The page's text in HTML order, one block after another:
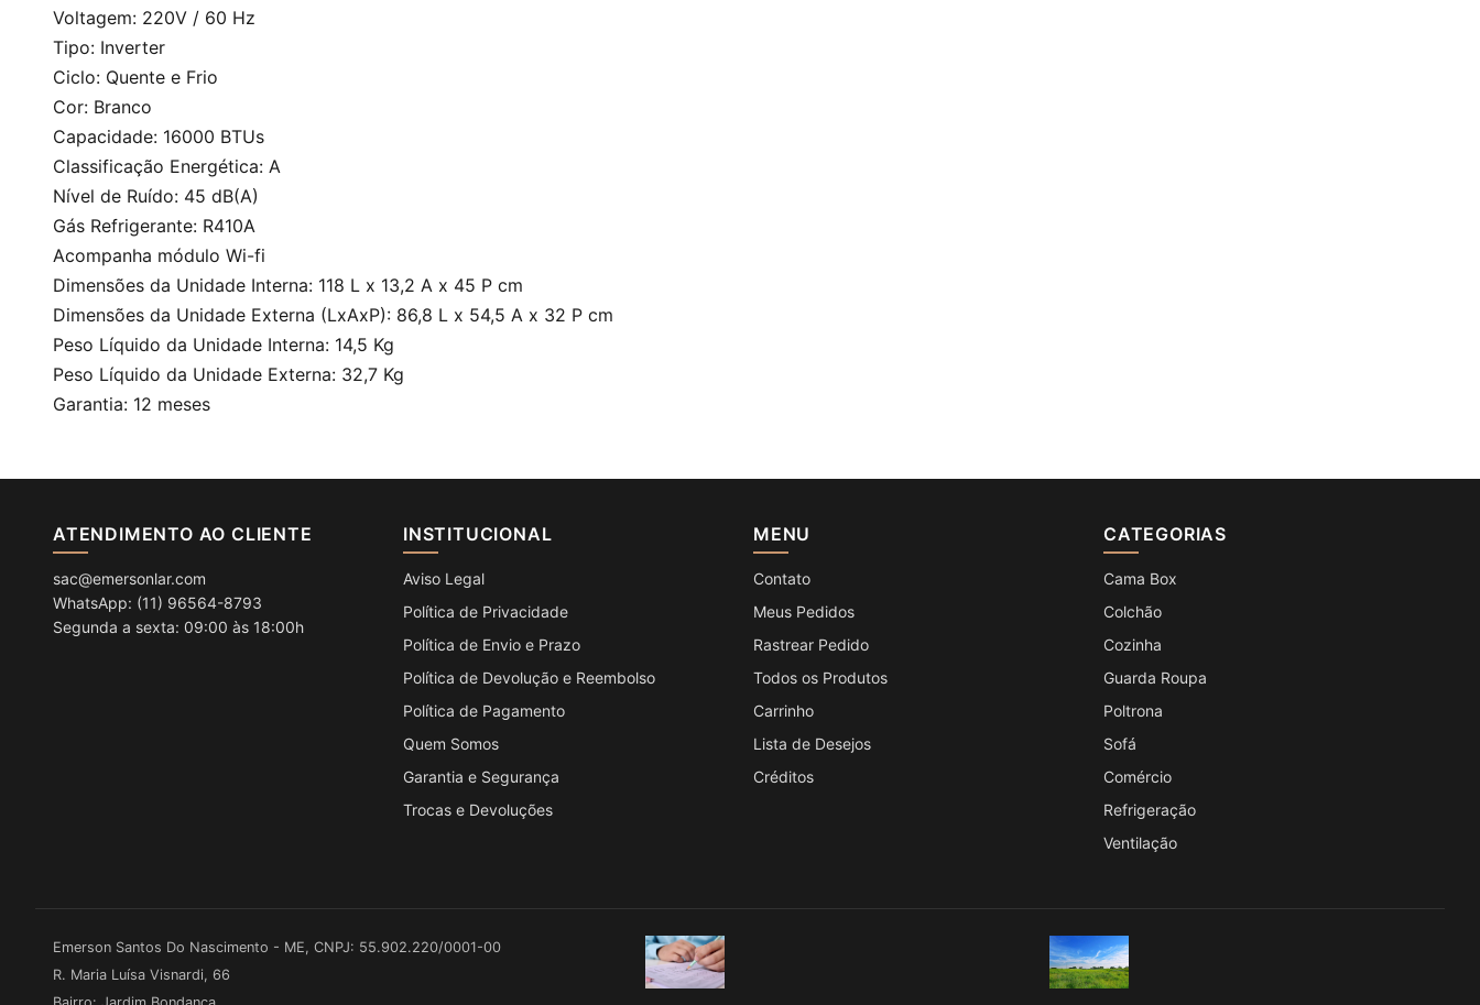
Voltagem: 220V / 60 Hz
Tipo: Inverter
Ciclo: Quente e Frio
Cor: Branco
Capacidade: 16000 BTUs
Classificação Energética: A
Nível de Ruído: 45 dB(A)
Gás Refrigerante: R410A
Acompanha módulo Wi-fi
Dimensões da Unidade Interna: 118 L x 13,2 A x 45 P cm
Dimensões da Unidade Externa (LxAxP): 86,8 L x 54,5 A x 32 P cm
Peso Líquido da Unidade Interna: 14,5 Kg
Peso Líquido da Unidade Externa: 32,7 Kg
Garantia: 12 meses
ATENDIMENTO AO CLIENTE
sac@emersonlar.com
WhatsApp: (11) 96564-8793
Segunda a sexta: 09:00 às 18:00h
INSTITUCIONAL
Aviso Legal
Política de Privacidade
Política de Envio e Prazo
Política de Devolução e Reembolso
Política de Pagamento
Quem Somos
Garantia e Segurança
Trocas e Devoluções
MENU
Contato
Meus Pedidos
Rastrear Pedido
Todos os Produtos
Carrinho
Lista de Desejos
Créditos
CATEGORIAS
Cama Box
Colchão
Cozinha
Guarda Roupa
Poltrona
Sofá
Comércio
Refrigeração
Ventilação
Emerson Santos Do Nascimento - ME, CNPJ: 55.902.220/0001-00
R. Maria Luísa Visnardi, 66